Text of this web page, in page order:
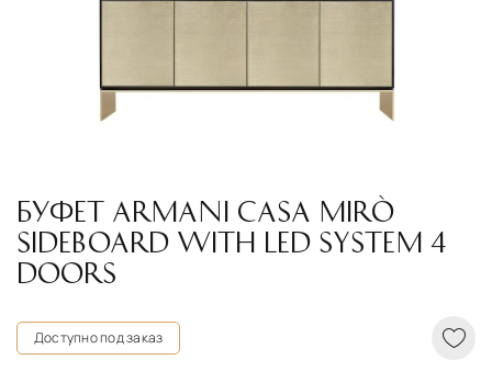
БУФЕТ ARMANI CASA MIRÒ
SIDEBOARD WITH LED SYSTEM 4
DOORS
Доступно под заказ